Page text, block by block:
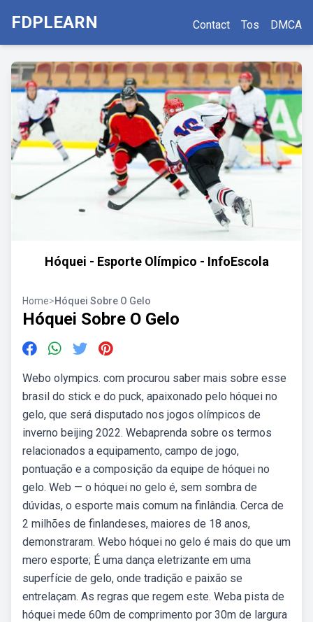
FDPLEARN Contact Tos DMCA
Hóquei - Esporte Olímpico - InfoEscola
Home>Hóquei Sobre O Gelo
Hóquei Sobre O Gelo
Webo olympics. com procurou saber mais sobre esse
brasil do stick e do puck, apaixonado pelo hóquei no
gelo, que será disputado nos jogos olímpicos de
inverno beijing 2022. Webaprenda sobre os termos
relacionados a equipamento, campo de jogo,
pontuação e a composição da equipe de hóquei no
gelo. Web — o hóquei no gelo é, sem sombra de
dúvidas, o esporte mais comum na finlândia. Cerca de
2 milhões de finlandeses, maiores de 18 anos,
demonstraram. Webo hóquei no gelo é mais do que um
mero esporte; É uma dança eletrizante em uma
superfície de gelo, onde tradição e paixão se
entrelaçam. As regras que regem este. Weba pista de
hóquei mede 60m de comprimento por 30m de largura